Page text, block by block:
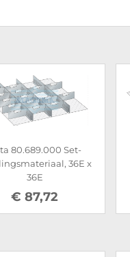
80.689.000 Set-
36E x
36E
€ 87,72